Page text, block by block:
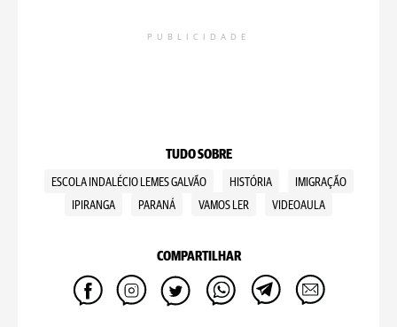
PUBLICIDADE
TUDO SOBRE
ESCOLA INDALÉCIO LEMES GALVÃO HISTÓRIA
IMIGRAÇÃO
IPIRANGA
PARANÁ VAMOS LER VIDEOAULA
COMPARTILHAR